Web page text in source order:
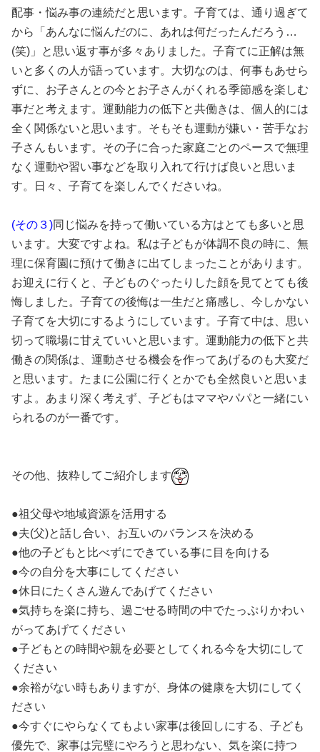
配事・悩み事の連続だと思います。子育ては、通り過ぎて
から「あんなに悩んだのに、あれは何だったんだろう…
(笑)」と思い返す事が多々ありました。子育てに正解は無
いと多くの人が語っています。大切なのは、何事もあせら
ずに、お子さんとの今とお子さんがくれる季節感を楽しむ
事だと考えます。運動能力の低下と共働きは、個人的には
全く関係ないと思います。そもそも運動が嫌い・苦手なお
子さんもいます。その子に合った家庭ごとのペースで無理
なく運動や習い事などを取り入れて行けば良いと思いま
す。日々、子育てを楽しんでくださいね。
(その３)同じ悩みを持って働いている方はとても多いと思
います。大変ですよね。私は子どもが体調不良の時に、無
理に保育園に預けて働きに出てしまったことがあります。
お迎えに行くと、子どものぐったりした顔を見てとても後
悔しました。子育ての後悔は一生だと痛感し、今しかない
子育てを大切にするようにしています。子育て中は、思い
切って職場に甘えていいと思います。運動能力の低下と共
働きの関係は、運動させる機会を作ってあげるのも大変だ
と思います。たまに公園に行くとかでも全然良いと思いま
すよ。あまり深く考えず、子どもはママやパパと一緒にい
られるのが一番です。
その他、抜粋してご紹介します
●祖父母や地域資源を活用する
●夫(父)と話し合い、お互いのバランスを決める
●他の子どもと比べずにできている事に目を向ける
●今の自分を大事にしてください
●休日にたくさん遊んであげてください
●気持ちを楽に持ち、過ごせる時間の中でたっぷりかわい
がってあげてください
●子どもとの時間や親を必要としてくれる今を大切にして
ください
●余裕がない時もありますが、身体の健康を大切にしてく
ださい
●今すぐにやらなくてもよい家事は後回しにする、子ども
優先で、家事は完璧にやろうと思わない、気を楽に持つ